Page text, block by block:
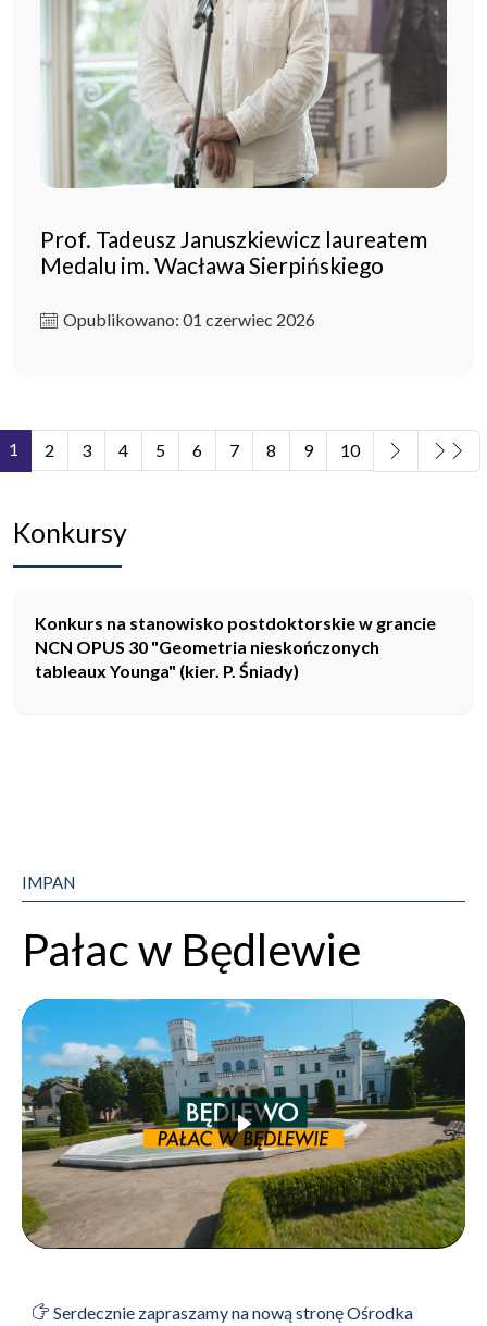
Prof. Tadeusz Januszkiewicz laureatem
Medalu im. Wacława Sierpińskiego
Opublikowano: 01 czerwiec 2026
Strona 1 z 11
1 2 3 4 5 6 7 8 9 10
Konkursy
Konkurs na stanowisko postdoktorskie w grancie
NCN OPUS 30 "Geometria nieskończonych
tableaux Younga" (kier. P. Śniady)
IMPAN
Pałac w Będlewie
Serdecznie zapraszamy na nową stronę Ośrodka